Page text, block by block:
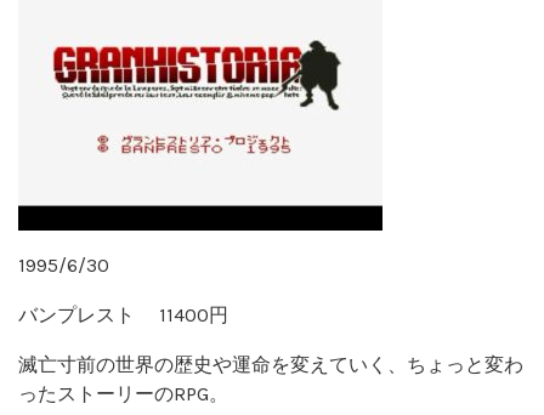
1995/6/30
バンプレスト 11400円
滅亡寸前の世界の歴史や運命を変えていく、ちょっと変わ
ったストーリーのRPG。